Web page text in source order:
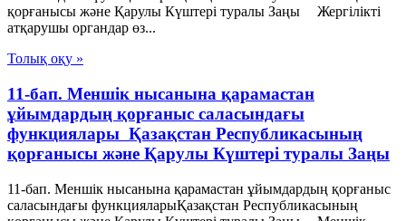
қорғанысы және Қарулы Күштері туралы Заңы Жергілiкті
атқарушы органдар өз...
Толық оқу »
11-бап. Меншiк нысанына қарамастан
ұйымдардың қорғаныс саласындағы
функциялары Қазақстан Республикасының
қорғанысы және Қарулы Күштері туралы Заңы
11-бап. Меншiк нысанына қарамастан ұйымдардың қорғаныс
саласындағы функцияларыҚазақстан Республикасының